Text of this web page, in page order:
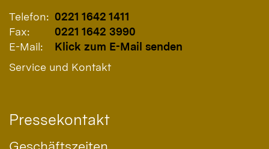
Telefon: 0221 1642 1411
Fax:
0221 1642 3990
E-Mail:
Klick zum E-Mail senden
Service und Kontakt
Pressekontakt
Geschäftszeiten